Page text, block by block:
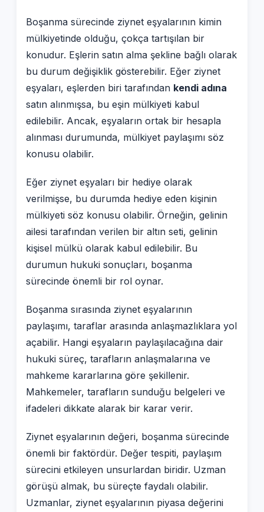
Boşanma sürecinde ziynet eşyalarının kimin
mülkiyetinde olduğu, çokça tartışılan bir
konudur. Eşlerin satın alma şekline bağlı olarak
bu durum değişiklik gösterebilir. Eğer ziynet
eşyaları, eşlerden biri tarafından kendi adına
satın alınmışsa, bu eşin mülkiyeti kabul
edilebilir. Ancak, eşyaların ortak bir hesapla
alınması durumunda, mülkiyet paylaşımı söz
konusu olabilir.
Eğer ziynet eşyaları bir hediye olarak
verilmişse, bu durumda hediye eden kişinin
mülkiyeti söz konusu olabilir. Örneğin, gelinin
ailesi tarafından verilen bir altın seti, gelinin
kişisel mülkü olarak kabul edilebilir. Bu
durumun hukuki sonuçları, boşanma
sürecinde önemli bir rol oynar.
Boşanma sırasında ziynet eşyalarının
paylaşımı, taraflar arasında anlaşmazlıklara yol
açabilir. Hangi eşyaların paylaşılacağına dair
hukuki süreç, tarafların anlaşmalarına ve
mahkeme kararlarına göre şekillenir.
Mahkemeler, tarafların sunduğu belgeleri ve
ifadeleri dikkate alarak bir karar verir.
Ziynet eşyalarının değeri, boşanma sürecinde
önemli bir faktördür. Değer tespiti, paylaşım
sürecini etkileyen unsurlardan biridir. Uzman
görüşü almak, bu süreçte faydalı olabilir.
Uzmanlar, ziynet eşyalarının piyasa değerini